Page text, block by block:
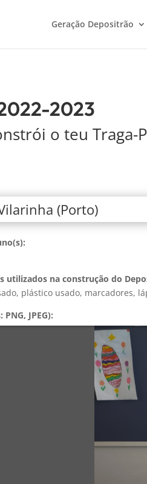
Geração Depositrão
2023
o teu Traga-
(Porto)
utilizados na construção do
plástico usado, marcadores,
JPEG):